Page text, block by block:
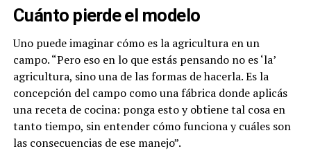
Cuánto pierde el modelo
Uno puede imaginar cómo es la agricultura en un
campo. “Pero eso en lo que estás pensando no es ‘la’
agricultura, sino una de las formas de hacerla. Es la
concepción del campo como una fábrica donde aplicás
una receta de cocina: ponga esto y obtiene tal cosa en
tanto tiempo, sin entender cómo funciona y cuáles son
las consecuencias de ese manejo”.